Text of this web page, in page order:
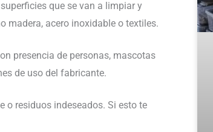
que se van a limpiar y
madera, acero inoxidable o textiles.
presencia de personas, mascotas
de uso del fabricante.
o residuos indeseados. Si esto te